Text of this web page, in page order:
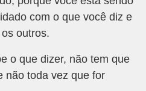
com o que você diz e
outros.
o que dizer, não tem que
não toda vez que for